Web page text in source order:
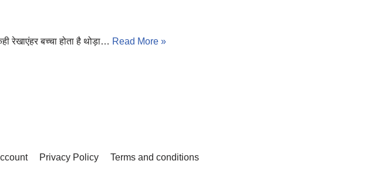
रेखाएंहर बच्चा होता है थोड़ा… Read More »
Privacy Policy Terms and conditions